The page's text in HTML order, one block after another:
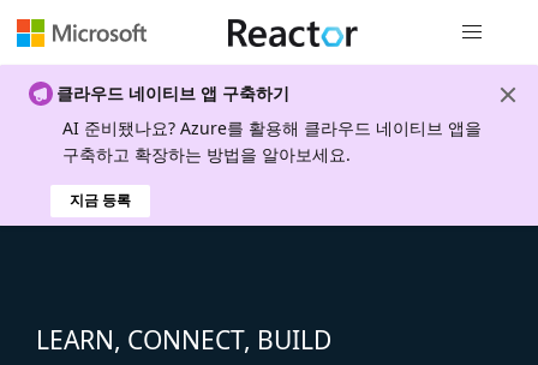
클라우드 네이티브 앱 구축하기
AI 준비됐나요? Azure를 활용해 클라우드 네이티브 앱을
구축하고 확장하는 방법을 알아보세요.
지금 등록
LEARN, CONNECT, BUILD